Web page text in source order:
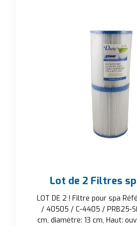
Lot de 2 Filtres
LOT DE 2 ! Filtre pour spa
/ 40505 / C-4405 / PRB25-
cm, diamètre: 13 cm, Haut: